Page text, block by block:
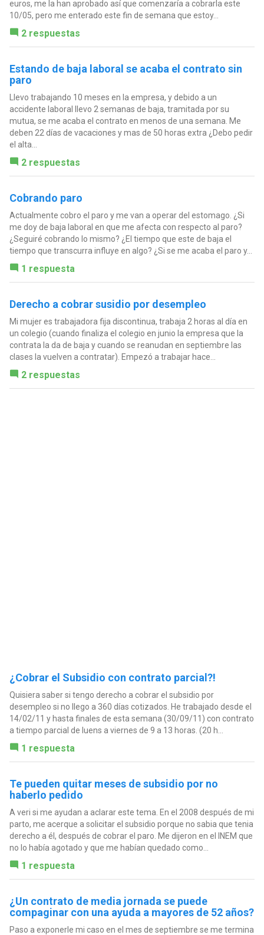
euros, me la han aprobado así que comenzaría a cobrarla este
10/05, pero me enterado este fin de semana que estoy...
2 respuestas
Estando de baja laboral se acaba el contrato sin
paro
Llevo trabajando 10 meses en la empresa, y debido a un
accidente laboral llevo 2 semanas de baja, tramitada por su
mutua, se me acaba el contrato en menos de una semana. Me
deben 22 días de vacaciones y mas de 50 horas extra ¿Debo pedir
el alta...
2 respuestas
Cobrando paro
Actualmente cobro el paro y me van a operar del estomago. ¿Si
me doy de baja laboral en que me afecta con respecto al paro?
¿Seguiré cobrando lo mismo? ¿El tiempo que este de baja el
tiempo que transcurra influye en algo? ¿Si se me acaba el paro y...
1 respuesta
Derecho a cobrar susidio por desempleo
Mi mujer es trabajadora fija discontinua, trabaja 2 horas al día en
un colegio (cuando finaliza el colegio en junio la empresa que la
contrata la da de baja y cuando se reanudan en septiembre las
clases la vuelven a contratar). Empezó a trabajar hace...
2 respuestas
¿Cobrar el Subsidio con contrato parcial?!
Quisiera saber si tengo derecho a cobrar el subsidio por
desempleo si no llego a 360 días cotizados. He trabajado desde el
14/02/11 y hasta finales de esta semana (30/09/11) con contrato
a tiempo parcial de luens a viernes de 9 a 13 horas. (20 h...
1 respuesta
Te pueden quitar meses de subsidio por no
haberlo pedido
A veri si me ayudan a aclarar este tema. En el 2008 después de mi
parto, me acerque a solicitar el subsidio porque no sabia que tenia
derecho a él, después de cobrar el paro. Me dijeron en el INEM que
no lo había agotado y que me habían quedado como...
1 respuesta
¿Un contrato de media jornada se puede
compaginar con una ayuda a mayores de 52 años?
Paso a exponerle mi caso en el mes de septiembre se me termina